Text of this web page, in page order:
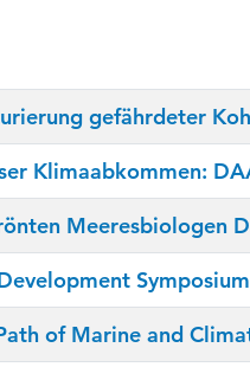
gefährdeter
Klimaabkommen:
Meeresbiologen
Symposium
of Marine and